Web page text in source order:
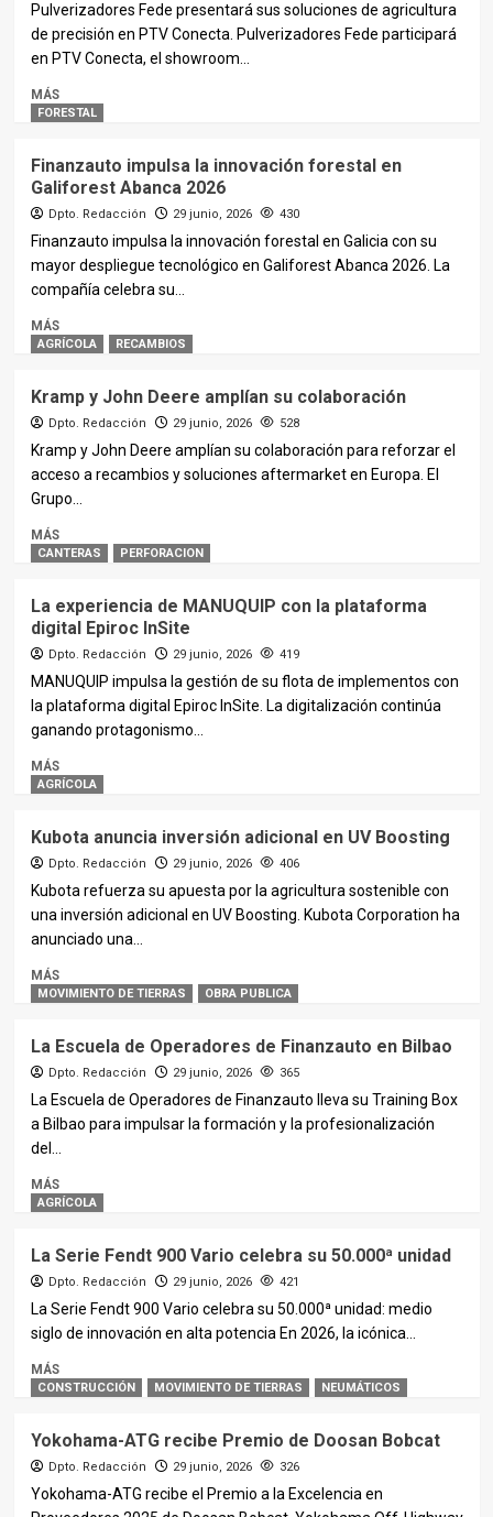
Pulverizadores Fede presentará sus soluciones de agricultura
de precisión en PTV Conecta. Pulverizadores Fede participará
en PTV Conecta, el showroom...
MÁS
FORESTAL
Finanzauto impulsa la innovación forestal en
Galiforest Abanca 2026
Dpto. Redacción 29 junio, 2026 430
Finanzauto impulsa la innovación forestal en Galicia con su
mayor despliegue tecnológico en Galiforest Abanca 2026. La
compañía celebra su...
MÁS
AGRÍCOLA RECAMBIOS
Kramp y John Deere amplían su colaboración
Dpto. Redacción 29 junio, 2026 528
Kramp y John Deere amplían su colaboración para reforzar el
acceso a recambios y soluciones aftermarket en Europa. El
Grupo...
MÁS
CANTERAS PERFORACION
La experiencia de MANUQUIP con la plataforma
digital Epiroc InSite
Dpto. Redacción 29 junio, 2026 419
MANUQUIP impulsa la gestión de su flota de implementos con
la plataforma digital Epiroc InSite. La digitalización continúa
ganando protagonismo...
MÁS
AGRÍCOLA
Kubota anuncia inversión adicional en UV Boosting
Dpto. Redacción 29 junio, 2026 406
Kubota refuerza su apuesta por la agricultura sostenible con
una inversión adicional en UV Boosting. Kubota Corporation ha
anunciado una...
MÁS
MOVIMIENTO DE TIERRAS OBRA PUBLICA
La Escuela de Operadores de Finanzauto en Bilbao
Dpto. Redacción 29 junio, 2026 365
La Escuela de Operadores de Finanzauto lleva su Training Box
a Bilbao para impulsar la formación y la profesionalización
del...
MÁS
AGRÍCOLA
La Serie Fendt 900 Vario celebra su 50.000ª unidad
Dpto. Redacción 29 junio, 2026 421
La Serie Fendt 900 Vario celebra su 50.000ª unidad: medio
siglo de innovación en alta potencia En 2026, la icónica...
MÁS
CONSTRUCCIÓN MOVIMIENTO DE TIERRAS NEUMÁTICOS
Yokohama-ATG recibe Premio de Doosan Bobcat
Dpto. Redacción 29 junio, 2026 326
Yokohama-ATG recibe el Premio a la Excelencia en